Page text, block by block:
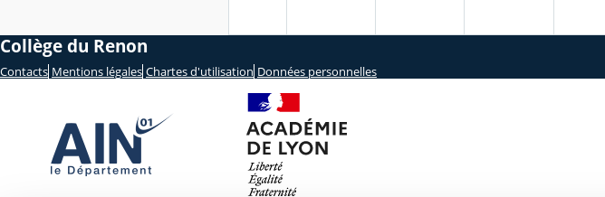
Collège du Renon
Contacts Mentions légales Chartes d'utilisation Données personnelles